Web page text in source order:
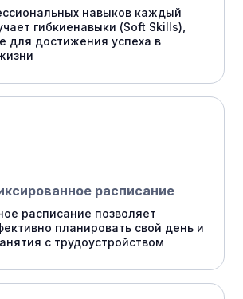
навыков каждый
гибкиенавыки (Soft Skills),
для достижения успеха в
расписание
расписание позволяет
планировать свой день и
с трудоустройством